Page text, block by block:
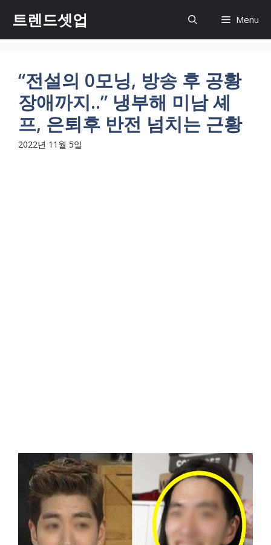
츠
트렌드셋업 Menu
“전설의 0모닝, 방송 후 공황
장애까지..” 냉부해 미남 셰
프, 은퇴후 반전 넘치는 근황
2022년 11월 5일